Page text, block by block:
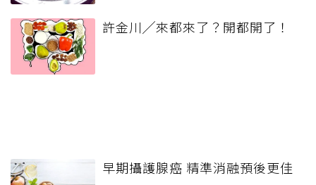
許金川╱來都來了？開都開了！
早期攝護腺癌 精準消融預後更佳